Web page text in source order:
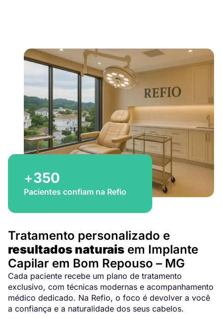
+350
Pacientes confiam na Refio
Tratamento personalizado e
resultados naturais em Implante
Capilar em Bom Repouso – MG
Cada paciente recebe um plano de tratamento
exclusivo, com técnicas modernas e acompanhamento
médico dedicado. Na Refio, o foco é devolver a você
a confiança e a naturalidade dos seus cabelos.